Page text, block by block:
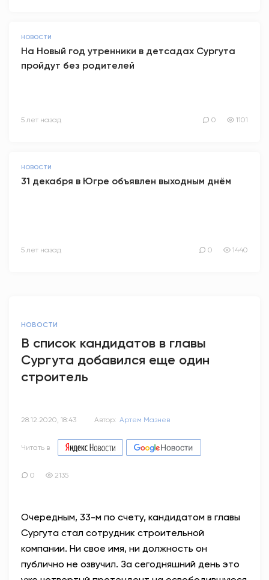
НОВОСТИ
На Новый год утренники в детсадах Сургута
пройдут без родителей
5 лет назад 0 1101
НОВОСТИ
31 декабря в Югре объявлен выходным днём
5 лет назад 0 1440
НОВОСТИ
В список кандидатов в главы
Сургута добавился еще один
строитель
28.12.2020, 18:43 Автор: Артем Мазнев
Читать в
0 2135
Очередным, 33-м по счету, кандидатом в главы
Сургута стал сотрудник строительной
компании. Ни свое имя, ни должность он
публично не озвучил. За сегодняшний день это